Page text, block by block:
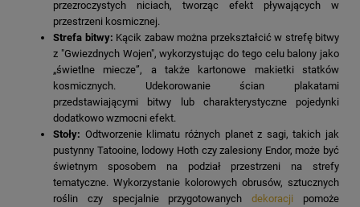
przezroczystych niciach, tworząc efekt pływających w
przestrzeni kosmicznej.
Strefa bitwy: Kącik zabaw można przekształcić w strefę bitwy
z "Gwiezdnych Wojen", wykorzystując do tego celu balony jako
„świetlne miecze”, a także kartonowe makietki statków
kosmicznych. Udekorowanie ścian plakatami
przedstawiającymi bitwy lub charakterystyczne pojedynki
dodatkowo wzmocni efekt.
Stoły: Odtworzenie klimatu różnych planet z sagi, takich jak
pustynny Tatooine, lodowy Hoth czy zalesiony Endor, może być
świetnym sposobem na podział przestrzeni na strefy
tematyczne. Wykorzystanie kolorowych obrusów, sztucznych
roślin czy specjalnie przygotowanychdekoracji pomoże